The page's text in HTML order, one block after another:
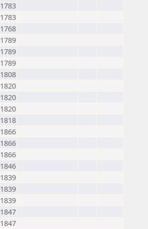
1783
1783
1768
1789
1789
1789
1808
1820
1820
1820
1818
1866
1866
1866
1846
1839
1839
1839
1847
1847